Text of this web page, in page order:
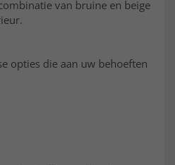
van bruine en beige
opties die aan uw behoeften